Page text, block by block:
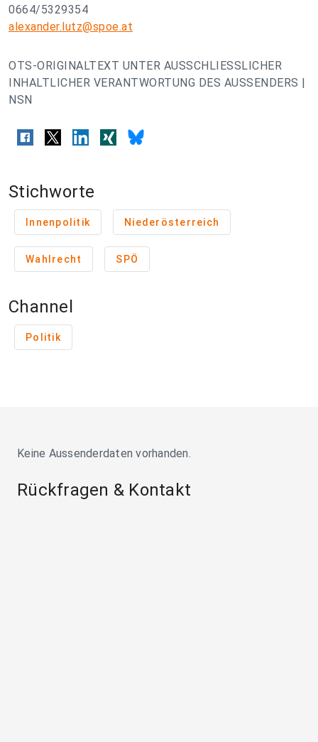
0664/5329354
alexander.lutz@spoe.at
OTS-ORIGINALTEXT UNTER AUSSCHLIESSLICHER
INHALTLICHER VERANTWORTUNG DES AUSSENDERS |
NSN
Stichworte
Innenpolitik Niederösterreich
Wahlrecht SPÖ
Channel
Politik
Keine Aussenderdaten vorhanden.
Rückfragen & Kontakt